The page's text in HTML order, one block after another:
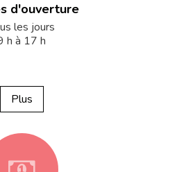
fa-
d'ouverture
les jours
h à 17 h
Plus